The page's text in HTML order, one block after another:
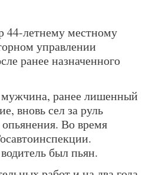
44-летнему местному
управлении
ранее назначенного
мужчина, ранее лишенный
вновь сел за руль
Во время
был пьян.